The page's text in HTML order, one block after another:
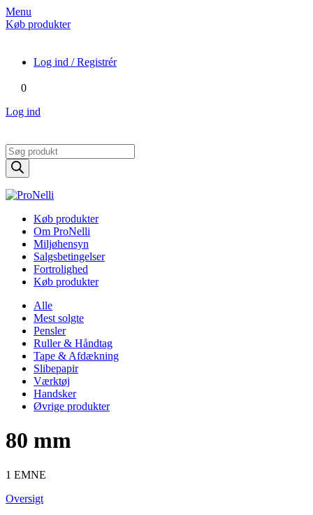
Menu
Køb produkter
Log ind / Registrér
0
Log ind
Products
search
Køb produkter
Om ProNelli
Miljøhensyn
Salgsbetingelser
Fortrolighed
Køb produkter
Alle
Mest solgte
Pensler
Ruller & Håndtag
Tape & Afdækning
Slibepapir
Værktøj
Handsker
Øvrige produkter
80 mm
1 EMNE
Oversigt